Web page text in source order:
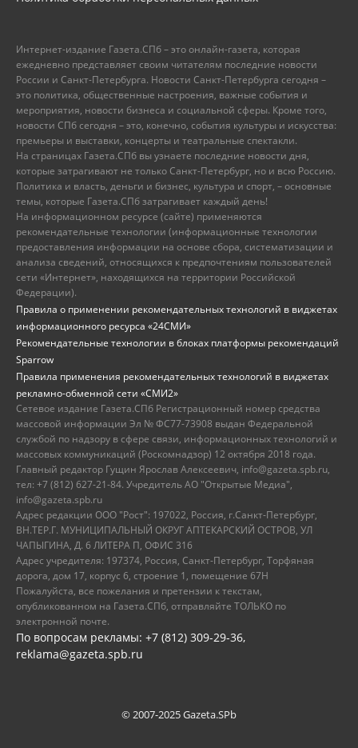
Интернет-издание Газета.СПб – это онлайн-газета, которая
ежедневно представляет своим читателям последние новости
России и Санкт-Петербурга. Новости Санкт-Петербурга сегодня –
это политика, общественные настроения, важные события и
мероприятия, новости бизнеса и социальной сферы. Кроме того,
новости СПб сегодня – это, конечно, события культуры и искусства:
премьеры и выставки, концерты и театральные спектакли.
На страницах Газета.СПб вы узнаете последние новости дня,
которые затрагивают не только Санкт-Петербург, но и всю Россию.
Политика и власть, деньги и бизнес, культура и спорт, – основные
темы, которые Газета.СПб затрагивает каждый день!
На информационном ресурсе (сайте) применяются
рекомендательные технологии (информационные технологии
предоставления информации на основе сбора, систематизации и
анализа сведений, относящихся к предпочтениям пользователей
сети «Интернет», находящихся на территории Российской
Федерации).
Правила о применении рекомендательных технологий в виджетах
информационного ресурса «24СМИ»
Рекомендательные технологии в блоках платформы рекомендаций
Sparrow
Правила применения рекомендательных технологий в виджетах
рекламно-обменной сети «СМИ2»
Сетевое издание Газета.СПб Регистрационный номер средства
массовой информации Эл № ФС77-73908 выдан Федеральной
службой по надзору в сфере связи, информационных технологий и
массовых коммуникаций (Роскомнадзор) 12 октября 2018 года.
Главный редактор Гущин Ярослав Алексеевич, info@gazeta.spb.ru,
тел: +7 (812) 627-21-84. Учредитель АО "Открытые Медиа",
info@gazeta.spb.ru
Адрес редакции ООО "Рост": 197022, Россия, г.Санкт-Петербург,
ВН.ТЕР.Г. МУНИЦИПАЛЬНЫЙ ОКРУГ АПТЕКАРСКИЙ ОСТРОВ, УЛ
ЧАПЫГИНА, Д. 6 ЛИТЕРА П, ОФИС 316
Адрес учредителя: 197374, Россия, Санкт-Петербург, Торфяная
дорога, дом 17, корпус 6, строение 1, помещение 67Н
Пожалуйста, все пожелания и претензии к текстам,
опубликованном на Газета.СПб, отправляйте ТОЛЬКО по
электронной почте.
По вопросам рекламы: +7 (812) 309-29-36,
reklama@gazeta.spb.ru
© 2007-2025 Gazeta.SPb